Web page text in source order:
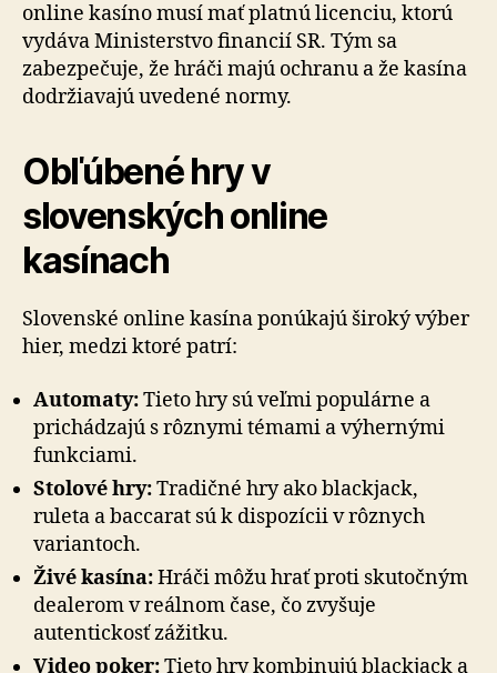
online kasíno musí mať platnú licenciu, ktorú
vydáva Ministerstvo financií SR. Tým sa
zabezpečuje, že hráči majú ochranu a že kasína
dodržiavajú uvedené normy.
Obľúbené hry v
slovenských online
kasínach
Slovenské online kasína ponúkajú široký výber
hier, medzi ktoré patrí:
Automaty:Tieto hry sú veľmi populárne a
prichádzajú s rôznymi témami a výhernými
funkciami.
Stolové hry:Tradičné hry ako blackjack,
ruleta a baccarat sú k dispozícii v rôznych
variantoch.
Živé kasína:Hráči môžu hrať proti skutočným
dealerom v reálnom čase, čo zvyšuje
autentickosť zážitku.
Video poker:Tieto hry kombinujú blackjack a